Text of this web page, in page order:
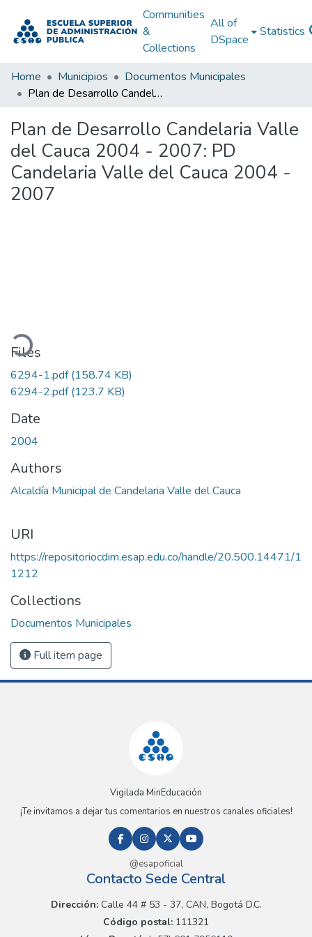
Communities
&
Collections
All of
DSpace
Statistics
Home Municipios
Documentos Municipales
Plan de Desarrollo Candelaria Valle del Cauca 2004 - 2007: PD Candelaria Valle del Cauca 2004 - 2007
Plan de Desarrollo Candelaria Valle
del Cauca 2004 - 2007: PD
Candelaria Valle del Cauca 2004 -
2007
Files
6294-1.pdf(158.74 KB)
6294-2.pdf(123.7 KB)
Date
2004
Authors
Alcaldía Municipal de Candelaria Valle del Cauca
URI
https://repositoriocdim.esap.edu.co/handle/20.500.14471/1
1212
Collections
Documentos Municipales
Full item page
Vigilada MinEducación
¡Te invitamos a dejar tus comentarios en nuestros canales oficiales!
@esapoficial
Contacto Sede Central
Dirección:Calle 44 # 53 - 37, CAN, Bogotá D.C.
Código postal: 111321